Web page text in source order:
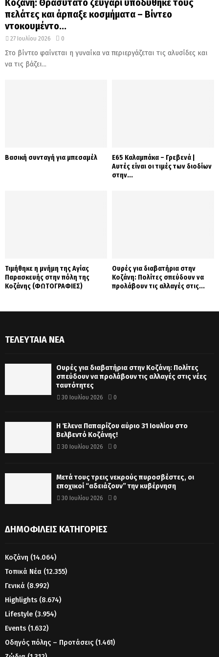
Κοζάνη: Θρασύτατο ζευγάρι υποδύθηκε τους
πελάτες και άρπαξε κοσμήματα – Βίντεο
ντοκουμέντο...
27 Ιουλίου 2026 0
Στο βίντεο φαίνεται η γυναίκα να περιεργάζεται τις αλυσίδες και
να τις βάζει...
Βασική συνταγή για μπεσαμέλ
Ε65 Καλαμπάκα – Γρεβενά |
Αυτές είναι οι τιμές των διοδίων
στην...
Τιμήθηκε η μνήμη της Αγίας
Παρασκευής στην πόλη της
Κοζάνης (ΦΩΤΟΓΡΑΦΙΕΣ)
Ουρές για διαβατήρια στην
Κοζάνη: Πολίτες σπεύδουν να
προλάβουν τις αλλαγές στις...
ΤΕΛΕΥΤΑΊΑ ΝΈΑ
Ουρές για διαβατήρια στην Κοζάνη: Πολίτες
σπεύδουν να προλάβουν τις αλλαγές στις νέες
ταυτότητες
30 Ιουλίου 2026 0
Η Έλενα Παπαρίζου αύριο 31 Ιουλίου στο
Βελβεντό Κοζάνης!
30 Ιουλίου 2026 0
Μετά τους τρεις νεκρούς πυροσβέστες, οι
εποχικοί “αδειάζουν” την κυβέρνηση
30 Ιουλίου 2026 0
ΔΗΜΟΦΙΛΕΊΣ ΚΑΤΗΓΟΡΊΕΣ
Κοζάνη (14.064)
Τοπικά Νέα (12.355)
Γενικά (8.992)
Highlights (8.674)
Lifestyle (3.954)
Events (1.632)
Οδηγός πόλης – Προτάσεις (1.461)